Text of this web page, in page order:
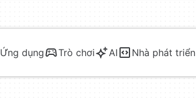
Ứng dụng Trò chơi AI Nhà phát triển